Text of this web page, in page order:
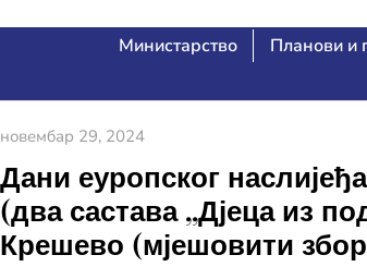
Министарство Планови и
новембар 29, 2024
Дани еуропског
(два састава „Дјеца из
Крешево (мјешовити